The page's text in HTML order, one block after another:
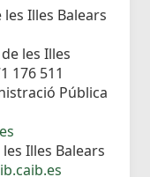
Illes Balears
les Illes
176 511
Pública
Illes Balears